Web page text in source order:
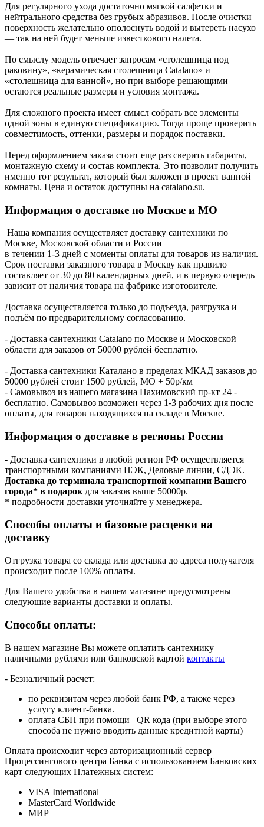
Для регулярного ухода достаточно мягкой салфетки и
нейтрального средства без грубых абразивов. После очистки
поверхность желательно ополоснуть водой и вытереть насухо
— так на ней будет меньше известкового налета.
По смыслу модель отвечает запросам «столешница под
раковину», «керамическая столешница Catalano» и
«столешница для ванной», но при выборе решающими
остаются реальные размеры и условия монтажа.
Для сложного проекта имеет смысл собрать все элементы
одной зоны в единую спецификацию. Тогда проще проверить
совместимость, оттенки, размеры и порядок поставки.
Перед оформлением заказа стоит еще раз сверить габариты,
монтажную схему и состав комплекта. Это позволит получить
именно тот результат, который был заложен в проект ванной
комнаты. Цена и остаток доступны на catalano.su.
Информация о доставке по Москве и МО
Наша компания осуществляет доставку сантехники по
Москве, Московской области и России
в течении 1-3 дней с моменты оплаты для товаров из наличия.
Срок поставки заказного товара в Москву как правило
составляет от 30 до 80 календарных дней, и в первую очередь
зависит от наличия товара на фабрике изготовителе.
Доставка осуществляется только до подъезда, разгрузка и
подъём по предварительному согласованию.
- Доставка сантехники Catalano по Москве и Московской
области для заказов от 50000 рублей бесплатно.
- Доставка сантехники Каталано в пределах МКАД заказов до
50000 рублей стоит 1500 рублей, МО + 50р/км
- Самовывоз из нашего магазина Нахимовский пр-кт 24 -
бесплатно. Самовывоз возможен через 1-3 рабочих дня после
оплаты, для товаров находящихся на складе в Москве.
Информация о доставке в регионы России
- Доставка сантехники в любой регион РФ осуществляется
транспортными компаниями ПЭК, Деловые линии, СДЭК.
Доставка до терминала транспортной компании Вашего
города* в подарок для заказов выше 50000р.
* подробности доставки уточняйте у менеджера.
Способы оплаты и базовые расценки на
доставку
Отгрузка товара со склада или доставка до адреса получателя
происходит после 100% оплаты.
Для Вашего удобства в нашем магазине предусмотрены
следующие варианты доставки и оплаты.
Способы оплаты:
В нашем магазине Вы можете оплатить сантехнику
наличными рублями или банковской картой контакты
- Безналичный расчет:
по реквизитам через любой банк РФ, а также через
услугу клиент-банка.
оплата СБП при помощи QR кода (при выборе этого
способа не нужно вводить данные кредитной карты)
Оплата происходит через авторизационный сервер
Процессингового центра Банка с использованием Банковских
карт следующих Платежных систем:
VISA International
MasterCard Worldwide
МИР